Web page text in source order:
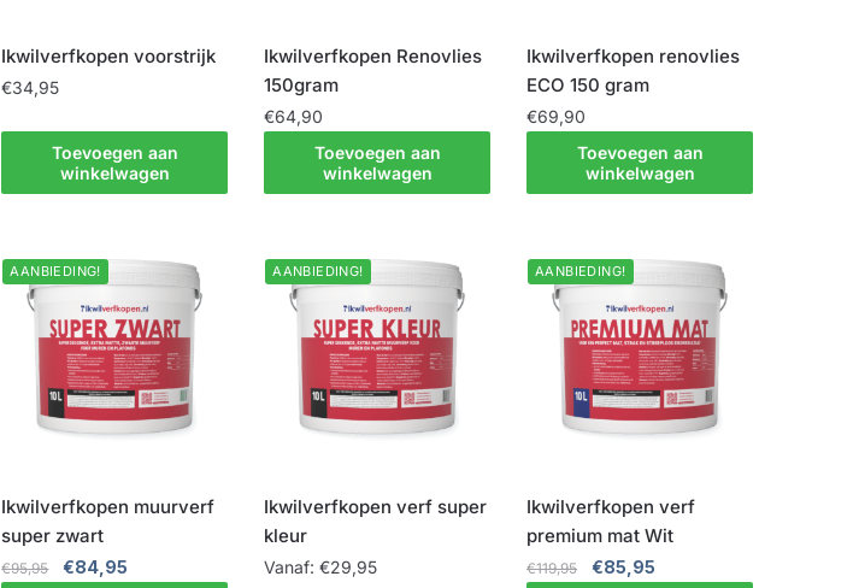
Ikwilverfkopen voorstrijk
€34,95
Toevoegen aan
winkelwagen
Ikwilverfkopen Renovlies
150gram
€64,90
Toevoegen aan
winkelwagen
Ikwilverfkopen renovlies
ECO 150 gram
€69,90
Toevoegen aan
winkelwagen
AANBIEDING!
Ikwilverfkopen muurverf
super zwart
€95,95
Oorspronkelijke
€84,95
AANBIEDING!
Ikwilverfkopen verf super
kleur
Vanaf:€29,95
AANBIEDING!
Ikwilverfkopen verf
premium mat Wit
€119,95
Oorspronkelijke
€85,95